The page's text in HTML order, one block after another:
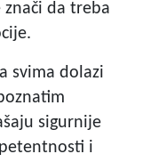
da treba
svima dolazi
sigurnije
i